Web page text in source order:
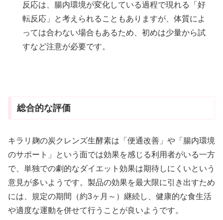
反応は、腸内環境が変化している過程で現れる「好
転反応」と考えられることもありますが、体質によ
っては合わない場合もあるため、初めは少量から試
すなど注意が必要です。
総合的な評価
キラリ麹の炭クレンズ生酵素は「便通改善」や「腸内環境
のサポート」という面では効果を感じる利用者がいる一方
で、単独での劇的なダイエット効果は期待しにくいという
意見が多いようです。製品の効果を最大限に引き出すため
には、規定の期間（約3ヶ月～）継続し、健康的な食生活
や適度な運動を併せて行うことが良いようです。